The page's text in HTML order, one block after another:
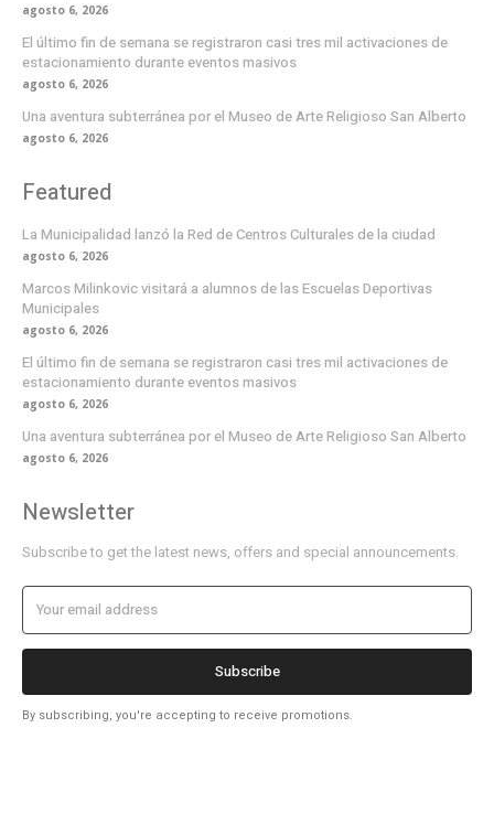
agosto 6, 2026
El último fin de semana se registraron casi tres mil activaciones de
estacionamiento durante eventos masivos
agosto 6, 2026
Una aventura subterránea por el Museo de Arte Religioso San Alberto
agosto 6, 2026
Featured
La Municipalidad lanzó la Red de Centros Culturales de la ciudad
agosto 6, 2026
Marcos Milinkovic visitará a alumnos de las Escuelas Deportivas
Municipales
agosto 6, 2026
El último fin de semana se registraron casi tres mil activaciones de
estacionamiento durante eventos masivos
agosto 6, 2026
Una aventura subterránea por el Museo de Arte Religioso San Alberto
agosto 6, 2026
Newsletter
Subscribe to get the latest news, offers and special announcements.
Subscribe
By subscribing, you're accepting to receive promotions.